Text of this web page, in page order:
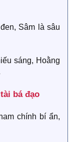
Sâm là sâu
sáng, Hoằng
bá đạo​
chính bí ẩn,